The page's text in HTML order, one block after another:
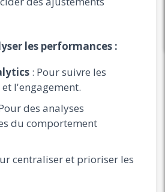
les performances :
: Pour suivre les
l'engagement.
des analyses
du comportement
centraliser et prioriser les